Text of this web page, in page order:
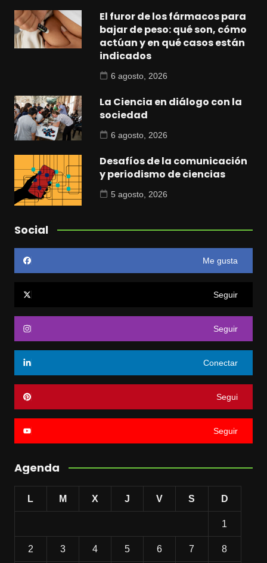
El furor de los fármacos para
bajar de peso: qué son, cómo
actúan y en qué casos están
indicados
6 agosto, 2026
La Ciencia en diálogo con la
sociedad
6 agosto, 2026
Desafíos de la comunicación
y periodismo de ciencias
5 agosto, 2026
Social
Me gusta
Seguir
Seguir
Conectar
Segui
Seguir
Agenda
L M X J V S D
1
2 3 4 5 6 7 8